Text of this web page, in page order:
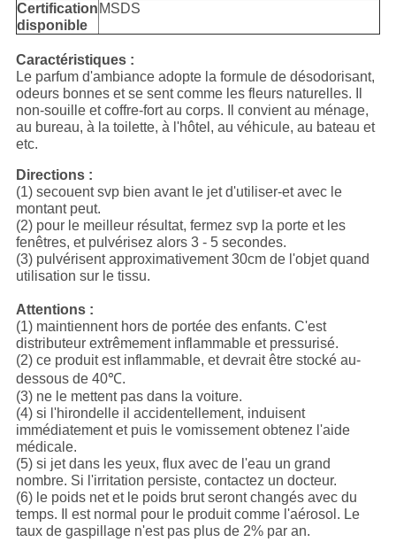
Certification
disponible
MSDS
Caractéristiques :
Le parfum d'ambiance adopte la formule de désodorisant,
odeurs bonnes et se sent comme les fleurs naturelles. Il
non-souille et coffre-fort au corps. Il convient au ménage,
au bureau, à la toilette, à l'hôtel, au véhicule, au bateau et
etc.
Directions :
(1) secouent svp bien avant le jet d'utiliser-et avec le
montant peut.
(2) pour le meilleur résultat, fermez svp la porte et les
fenêtres, et pulvérisez alors 3 - 5 secondes.
(3) pulvérisent approximativement 30cm de l'objet quand
utilisation sur le tissu.
Attentions :
(1) maintiennent hors de portée des enfants. C'est
distributeur extrêmement inflammable et pressurisé.
(2) ce produit est inflammable, et devrait être stocké au-
dessous de 40℃.
(3) ne le mettent pas dans la voiture.
(4) si l'hirondelle il accidentellement, induisent
immédiatement et puis le vomissement obtenez l'aide
médicale.
(5) si jet dans les yeux, flux avec de l'eau un grand
nombre. Si l'irritation persiste, contactez un docteur.
(6) le poids net et le poids brut seront changés avec du
temps. Il est normal pour le produit comme l'aérosol. Le
taux de gaspillage n'est pas plus de 2% par an.